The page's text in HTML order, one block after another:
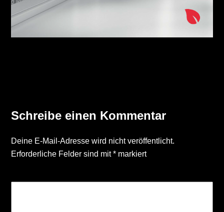
Schreibe einen Kommentar
Deine E-Mail-Adresse wird nicht veröffentlicht.
Erforderliche Felder sind mit* markiert